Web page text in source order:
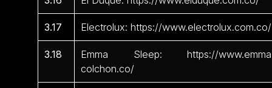
3.17 Electrolux: https://www.electrolux.com.co/
3.18
Emma Sleep: https://
colchon.co/